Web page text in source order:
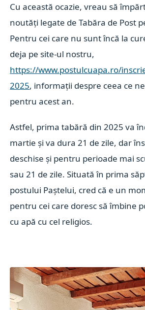
Cu această ocazie, vreau să
noutăți legate de Tabăra de Post
Pentru cei care nu sunt încă la
deja pe site-ul nostru,
https://www.postulcuapa.ro/
2025, informații despre ceea ce
pentru acest an.
Astfel, prima tabără din 2025 va
martie și va dura 21 de zile, dar
deschise și pentru perioade mai
sau 21 de zile. Situată în prima
postului Paștelui, cred că e un
pentru cei care doresc să îmbine
cu apă cu cel religios.